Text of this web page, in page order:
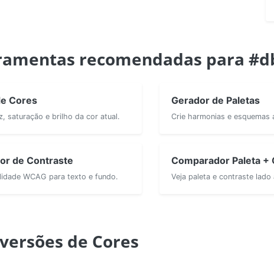
recomendadas para
Cores
saturação e brilho da cor atual.
Gerador de Paletas
Crie harmonias e esquemas
de Contraste
WCAG para texto e fundo.
Comparador Paleta +
Veja paleta e contraste lado
de Cores